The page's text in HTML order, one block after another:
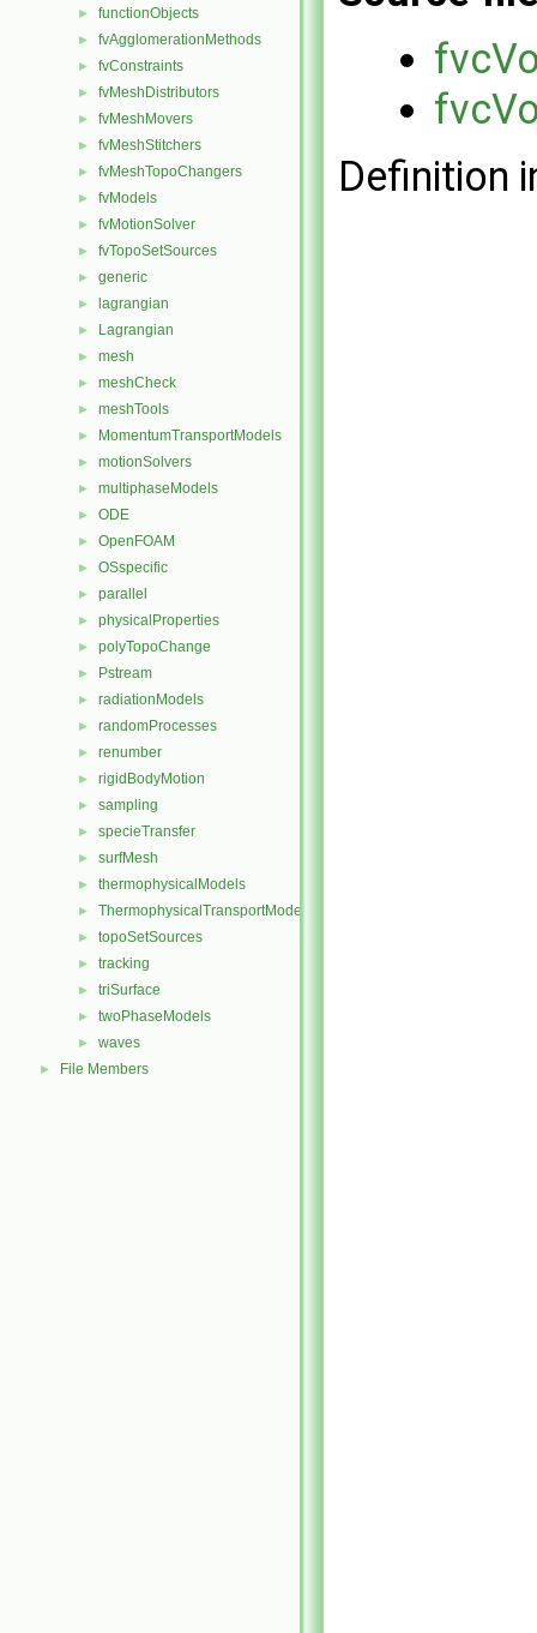
► functionObjects
► fvAgglomerationMethods
► fvConstraints
► fvMeshDistributors
► fvMeshMovers
► fvMeshStitchers
► fvMeshTopoChangers
► fvModels
► fvMotionSolver
► fvTopoSetSources
► generic
► lagrangian
► Lagrangian
► mesh
► meshCheck
► meshTools
► MomentumTransportModels
► motionSolvers
► multiphaseModels
► ODE
► OpenFOAM
► OSspecific
► parallel
► physicalProperties
► polyTopoChange
► Pstream
► radiationModels
► randomProcesses
► renumber
► rigidBodyMotion
► sampling
► specieTransfer
► surfMesh
► thermophysicalModels
► ThermophysicalTransportModels
► topoSetSources
► tracking
► triSurface
► twoPhaseModels
► waves
► File Members
Definition